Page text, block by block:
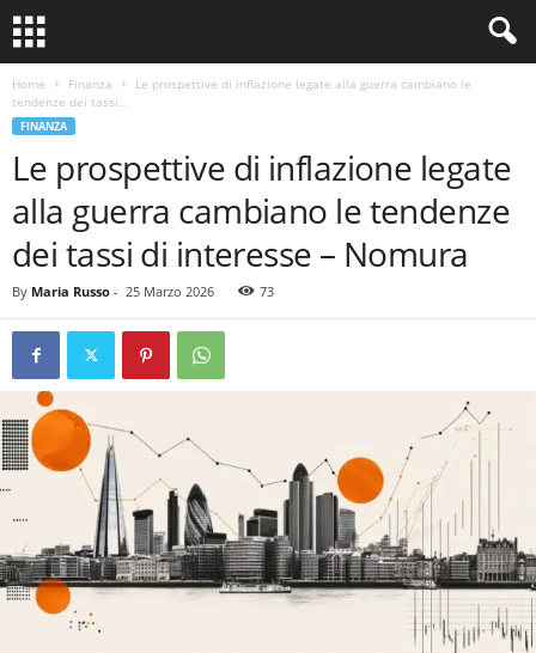
Home Finanza
Le prospettive di inflazione legate alla guerra cambiano le
tendenze dei tassi...
FINANZA
Le prospettive di inflazione legate
alla guerra cambiano le tendenze
dei tassi di interesse – Nomura
By Maria Russo - 25 Marzo 2026 73